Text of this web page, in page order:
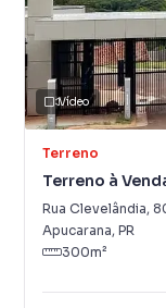
Vídeo
Terreno
Terreno à
Rua Clevelândia,
Apucarana, PR
300m²